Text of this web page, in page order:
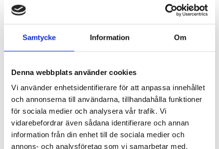
Samtycke Information Om
Denna webbplats använder cookies
Vi använder enhetsidentifierare för att anpassa innehållet
och annonserna till användarna, tillhandahålla funktioner
för sociala medier och analysera vår trafik. Vi
vidarebefordrar även sådana identifierare och annan
information från din enhet till de sociala medier och
annons- och analysföretag som vi samarbetar med.
januari (12)
november (20)
oktober (8)
augusti (1)
juli (1)
maj (2)
mars (2)
februari (1)
januari (4)